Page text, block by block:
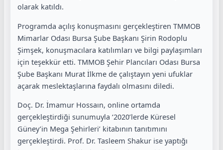
olarak katıldı.
Programda açılış konuşmasını gerçekleştiren TMMOB
Mimarlar Odası Bursa Şube Başkanı Şirin Rodoplu
Şimşek, konuşmacılara katılımları ve bilgi paylaşımları
için teşekkür etti. TMMOB Şehir Plancıları Odası Bursa
Şube Başkanı Murat İlkme de çalıştayın yeni ufuklar
açarak meslektaşlarına faydalı olmasını diledi.
Doç. Dr. İmamur Hossaın, online ortamda
gerçekleştirdiği sunumuyla ‘2020’lerde Küresel
Güney’in Mega Şehirleri’ kitabının tanıtımını
gerçekleştirdi. Prof. Dr. Tasleem Shakur ise yaptığı